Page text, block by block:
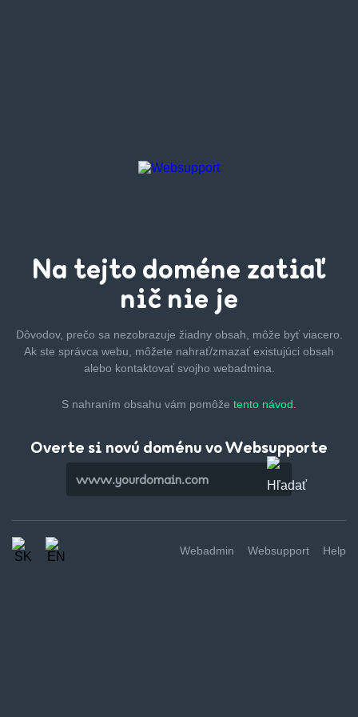
Na tejto doméne zatiaľ
nič nie je
Dôvodov, prečo sa nezobrazuje žiadny obsah, môže byťviacero.
Ak ste správca webu, môžete nahrať/zmazaťexistujúci obsah
alebo kontaktovať svojho webadmina.
S nahraním obsahu vám pomôže tento návod.
Overte si novú doménu vo Websupporte
Webadmin Websupport Help